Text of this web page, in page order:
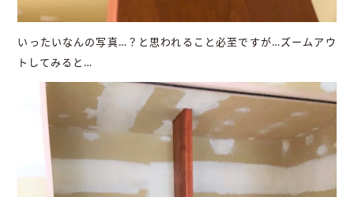
いったいなんの写真…？と思われること必至ですが…ズームアウ
トしてみると…